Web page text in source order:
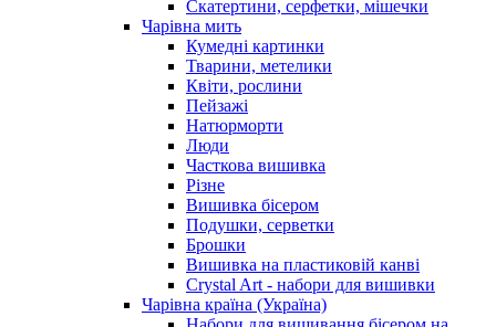
Скатертини, серфетки, мішечки
Чарiвна мить
Кумедні картинки
Тварини, метелики
Квіти, рослини
Пейзажі
Натюрморти
Люди
Часткова вишивка
Різне
Вишивка бісером
Подушки, серветки
Брошки
Вишивка на пластиковій канві
Crystal Art - набори для вишивки
Чарівна країна (Україна)